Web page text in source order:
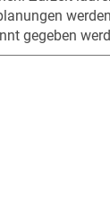
gegeben